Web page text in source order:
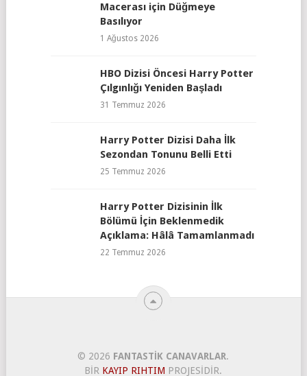
Macerası için Düğmeye
Basılıyor
1 Ağustos 2026
HBO Dizisi Öncesi Harry Potter
Çılgınlığı Yeniden Başladı
31 Temmuz 2026
Harry Potter Dizisi Daha İlk
Sezondan Tonunu Belli Etti
25 Temmuz 2026
Harry Potter Dizisinin İlk
Bölümü İçin Beklenmedik
Açıklama: Hâlâ Tamamlanmadı
22 Temmuz 2026
© 2026 FANTASTIK CANAVARLAR.
BIR KAYIP RIHTIM PROJESIDIR.